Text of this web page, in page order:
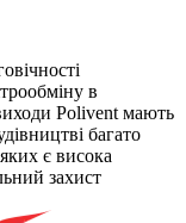
в
Polivent мають
багато
є висока
захист